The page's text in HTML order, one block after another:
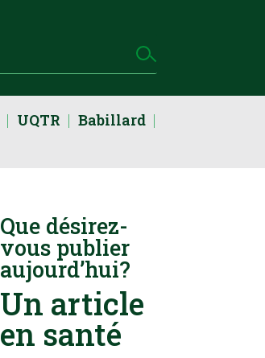
UQTR
Babillard
Que désirez-
vous publier
aujourd’hui?
Un article
en santé